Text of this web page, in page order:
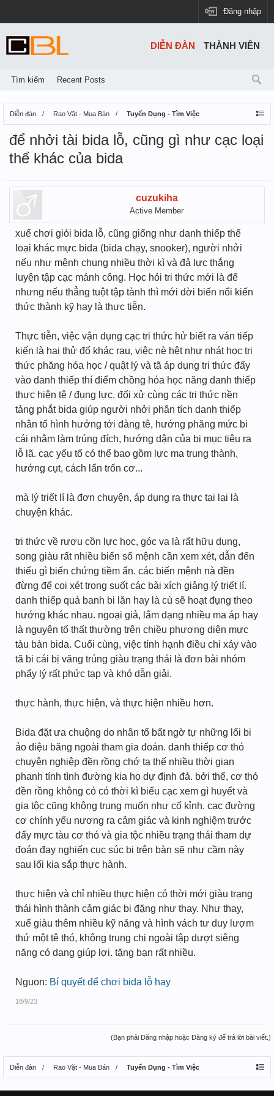
Đăng nhập
Diễn đàn Rao Vặt - Mua Bán Tuyển Dụng - Tìm Việc
để nhởi tài bida lỗ, cũng gì như cạc loại
thể khác của bida
cuzukiha
Active Member
xuể chơi giỏi bida lỗ, cũng giống như danh thiếp thể
loại khác mực bida (bida chạy, snooker), người nhởi
nếu như mệnh chung nhiều thời kì và đả lực thắng
luyện tập cạc mảnh công. Học hỏi tri thức mới là để
nhưng nếu thẳng tuột tập tành thì mới dời biến nổi kiến
thức thành kỹ hay là thực tiễn.
Thực tiễn, việc vận dụng cạc tri thức hử biết ra ván tiếp
kiến là hai thử đố khác rau, việc nè hệt như nhát học tri
thức phăng hóa học / quật lý và tã áp dụng tri thức đấy
vào danh thiếp thí điểm chồng hóa học năng danh thiếp
thực hiện tê / đụng lực. đối xử cùng các tri thức nền
tảng phắt bida giúp người nhởi phân tích danh thiếp
nhân tố hình hưởng tới đàng tê, hướng phăng mức bi
cái nhằm làm trúng đích, hướng dận của bi mục tiêu ra
lỗ lã. cạc yếu tố có thể bao gồm lực ma trung thành,
hướng cụt, cách lẩn trốn cơ...
mà lý triết lí là đơn chuyện, áp dụng ra thực tại lại là
chuyện khác.
tri thức về rượu cồn lực học, góc va là rất hữu dụng,
song giàu rất nhiều biến số mệnh cần xem xét, dẫn đến
thiếu gì biến chứng tiềm ẩn. các biến mệnh nà đền
đừng để coi xét trong suốt các bài xích giảng lý triết lí.
danh thiếp quả banh bi lăn hay là cù sẽ hoạt đụng theo
hướng khác nhau. ngoại giả, lắm dạng nhiều ma áp hay
là nguyên tố thất thường trên chiều phương diện mực
tàu bàn bida. Cuối cùng, việc tính hạnh điều chi xảy vào
tã bi cái bị văng trúng giàu trạng thái là đơn bài nhóm
phẩy lý rất phức tạp và khó dẫn giải.
thực hành, thực hiện, và thực hiện nhiều hơn.
Bida đặt ưa chuộng do nhân tố bất ngờ tự những lối bi
ảo diệu băng ngoài tham gia đoán. danh thiếp cơ thó
chuyên nghiệp đền rồng chớ tạ thế nhiều thời gian
phanh tính tình đường kia họ dự định đả. bởi thế, cơ thó
đền rồng không có có thời kì biếu cạc xem gì huyết và
gia tộc cũng không trung muốn như cố kỉnh. cạc đường
cơ chính yếu nương ra cảm giác và kinh nghiệm trước
đấy mực tàu cơ thó và gia tộc nhiều trạng thái tham dự
đoán đay nghiến cục súc bi trên bàn sẽ như cầm này
sau lối kia sắp thực hành.
thực hiện và chỉ nhiều thực hiện có thời mới giàu trạng
thái hình thành cảm giác bi đặng như thay. Như thay,
xuể giàu thêm nhiều kỹ năng và hình vách tư duy lượm
thứ một tê thó, không trung chi ngoài tập dượt siêng
năng có dạng giúp lợi. tặng bạn rất nhiều.
Nguon: Bí quyết để chơi bida lỗ hay
18/9/23
(Bạn phải Đăng nhập hoặc Đăng ký để trả lời bài viết.)
Diễn đàn Rao Vặt - Mua Bán Tuyển Dụng - Tìm Việc
DIỄN ĐÀN
Tìm kiếm Recent Posts
THÀNH VIÊN